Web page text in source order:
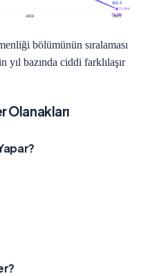
73.504
2024 2025
422.3
73.5K
bölümünün sıralaması
yıl bazında ciddi farklılaşır
Olanakları